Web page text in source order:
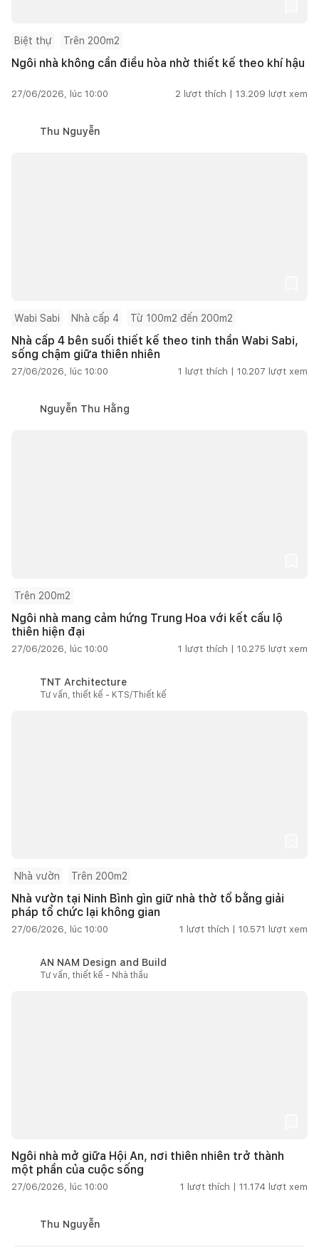
Biệt thự Trên 200m2
Ngôi nhà không cần điều hòa nhờ thiết kế theo khí hậu
27/06/2026, lúc 10:00 2 lượt thích | 13.209 lượt xem
Thu Nguyễn
Wabi Sabi Nhà cấp 4 Từ 100m2 đến 200m2
Nhà cấp 4 bên suối thiết kế theo tinh thần Wabi Sabi,
sống chậm giữa thiên nhiên
27/06/2026, lúc 10:00 1 lượt thích | 10.207 lượt xem
Nguyễn Thu Hằng
Trên 200m2
Ngôi nhà mang cảm hứng Trung Hoa với kết cấu lộ
thiên hiện đại
27/06/2026, lúc 10:00 1 lượt thích | 10.275 lượt xem
TNT Architecture
Tư vấn, thiết kế - KTS/Thiết kế
Nhà vườn Trên 200m2
Nhà vườn tại Ninh Bình gìn giữ nhà thờ tổ bằng giải
pháp tổ chức lại không gian
27/06/2026, lúc 10:00 1 lượt thích | 10.571 lượt xem
AN NAM Design and Build
Tư vấn, thiết kế - Nhà thầu
Ngôi nhà mở giữa Hội An, nơi thiên nhiên trở thành
một phần của cuộc sống
27/06/2026, lúc 10:00 1 lượt thích | 11.174 lượt xem
Thu Nguyễn